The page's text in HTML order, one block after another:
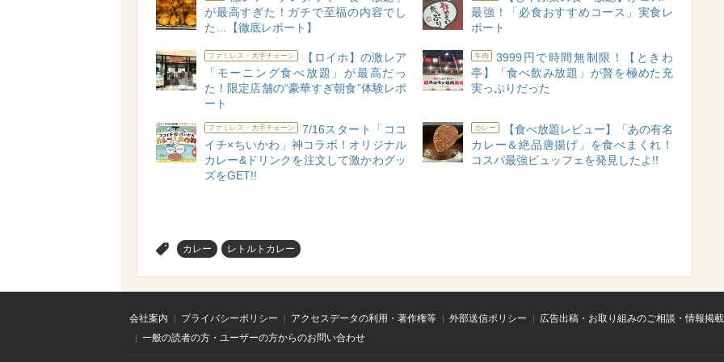
が最高すぎた！ガチで至福の内容でし
た…【徹底レポート】
最強！「必食おすすめコース」実食レ
ポート
ファミレス・大手チェーン
【ロイホ】の激レア
「モーニング食べ放題」が最高だっ
た！限定店舗の“豪華すぎ朝食”体験レポ
ート
牛肉
3999円で時間無制限！【ときわ
亭】「食べ飲み放題」が贅を極めた充
実っぷりだった
ファミレス・大手チェーン
7/16スタート「ココ
イチ×ちいかわ」神コラボ！オリジナル
カレー&ドリンクを注文して激かわグッ
ズをGET!!
カレー
【食べ放題レビュー】「あの有名
カレー＆絶品唐揚げ」を食べまくれ！
コスパ最強ビュッフェを発見したよ!!
カレー レトルトカレー
会社案内 プライバシーポリシー アクセスデータの利用・著作権等 外部送信ポリシー
広告出稿・お取り組みのご相談・情報掲
一般の読者の方・ユーザーの方からのお問い合わせ